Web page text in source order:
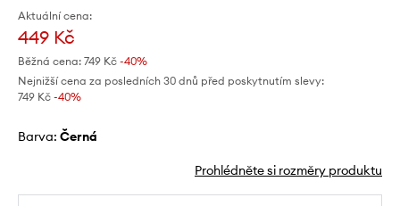
Aktuální cena:
449 Kč
Běžná cena: 749 Kč -40%
Nejnižší cena za posledních 30 dnů před poskytnutím slevy:
749 Kč -40%
Barva: černá
Prohlédněte si rozměry produktu